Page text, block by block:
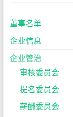
董事名单
企业信息
企业管治
审核委员会
提名委员会
薪酬委员会